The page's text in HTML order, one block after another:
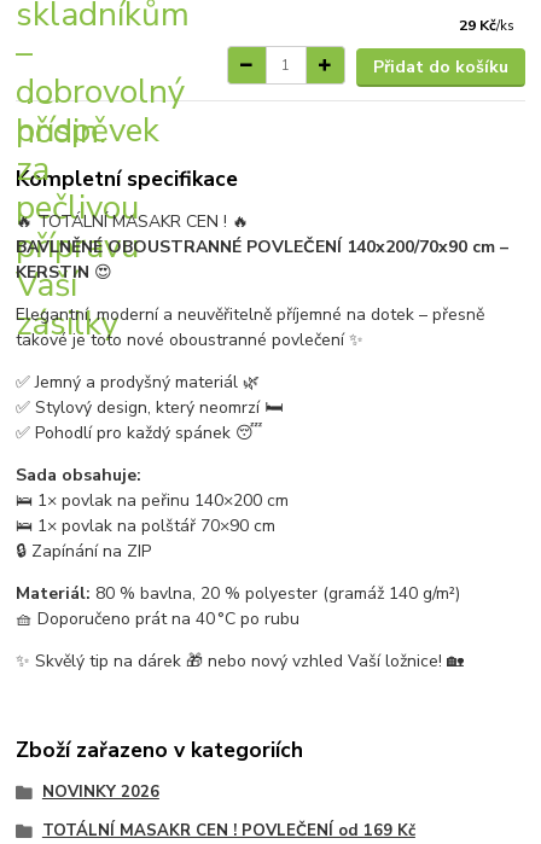
29 Kč/ks
Přidat do košíku
Kompletní specifikace
🔥 TOTÁLNÍ MASAKR CEN ! 🔥
BAVLNĚNÉ OBOUSTRANNÉ POVLEČENÍ 140x200/70x90 cm –
KERSTIN 😍
Elegantní, moderní a neuvěřitelně příjemné na dotek – přesně
takové je toto nové oboustranné povlečení ✨
✅ Jemný a prodyšný materiál 🌿
✅ Stylový design, který neomrzí 🛏️
✅ Pohodlí pro každý spánek 😴
Sada obsahuje:
🛌 1× povlak na peřinu 140×200 cm
🛌 1× povlak na polštář 70×90 cm
🔒 Zapínání na ZIP
Materiál: 80 % bavlna, 20 % polyester (gramáž 140 g/m²)
🧺 Doporučeno prát na 40 °C po rubu
✨ Skvělý tip na dárek 🎁 nebo nový vzhled Vaší ložnice! 🏡
Zboží zařazeno v kategoriích
NOVINKY 2026
TOTÁLNÍ MASAKR CEN ! POVLEČENÍ od 169 Kč